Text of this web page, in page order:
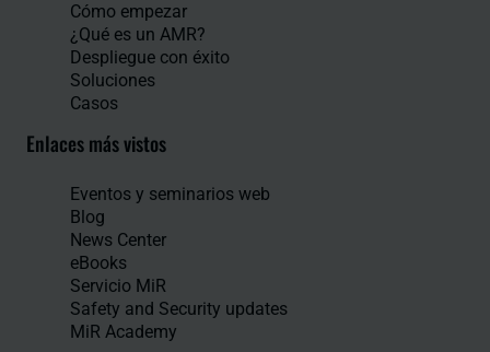
Cómo empezar
¿Qué es un AMR?
Despliegue con éxito
Soluciones
Casos
Enlaces más vistos
Eventos y seminarios web
Blog
News Center
eBooks
Servicio MiR
Safety and Security updates
MiR Academy